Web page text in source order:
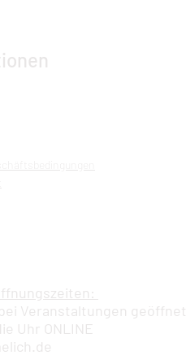
Veranstaltungen geöffnet
Uhr ONLINE